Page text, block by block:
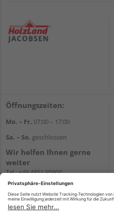
Öffnungszeiten:
Mo. – Fr. 07:00 – 17:00
Sa. – So. geschlossen
Wir helfen Ihnen gerne
weiter
Tel.:+49 4851 95900
E-Mail:info@holzland-
WhatsApp